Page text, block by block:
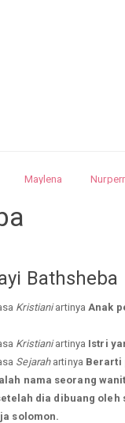
Maylena
Muhalis
Bathsheba
Kristianiartinya Anak
Kristianiartinya Istri
Sejarahartinya Berarti
nama seorang
dia dibuang oleh
solomon.